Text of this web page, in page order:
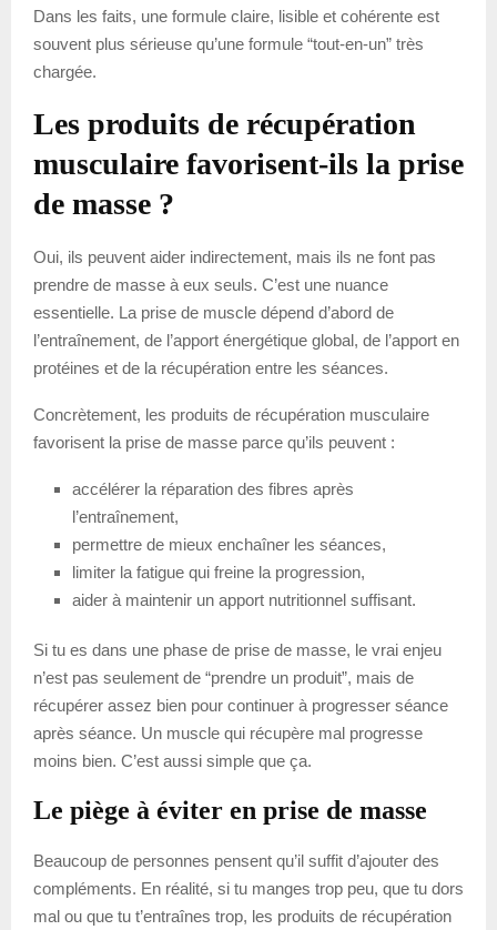
Dans les faits, une formule claire, lisible et cohérente est
souvent plus sérieuse qu’une formule “tout-en-un” très
chargée.
Les produits de récupération
musculaire favorisent-ils la prise
de masse ?
Oui, ils peuvent aider indirectement, mais ils ne font pas
prendre de masse à eux seuls. C’est une nuance
essentielle. La prise de muscle dépend d’abord de
l’entraînement, de l’apport énergétique global, de l’apport en
protéines et de la récupération entre les séances.
Concrètement, les produits de récupération musculaire
favorisent la prise de masse parce qu’ils peuvent :
accélérer la réparation des fibres après
l’entraînement,
permettre de mieux enchaîner les séances,
limiter la fatigue qui freine la progression,
aider à maintenir un apport nutritionnel suffisant.
Si tu es dans une phase de prise de masse, le vrai enjeu
n’est pas seulement de “prendre un produit”, mais de
récupérer assez bien pour continuer à progresser séance
après séance. Un muscle qui récupère mal progresse
moins bien. C’est aussi simple que ça.
Le piège à éviter en prise de masse
Beaucoup de personnes pensent qu’il suffit d’ajouter des
compléments. En réalité, si tu manges trop peu, que tu dors
mal ou que tu t’entraînes trop, les produits de récupération